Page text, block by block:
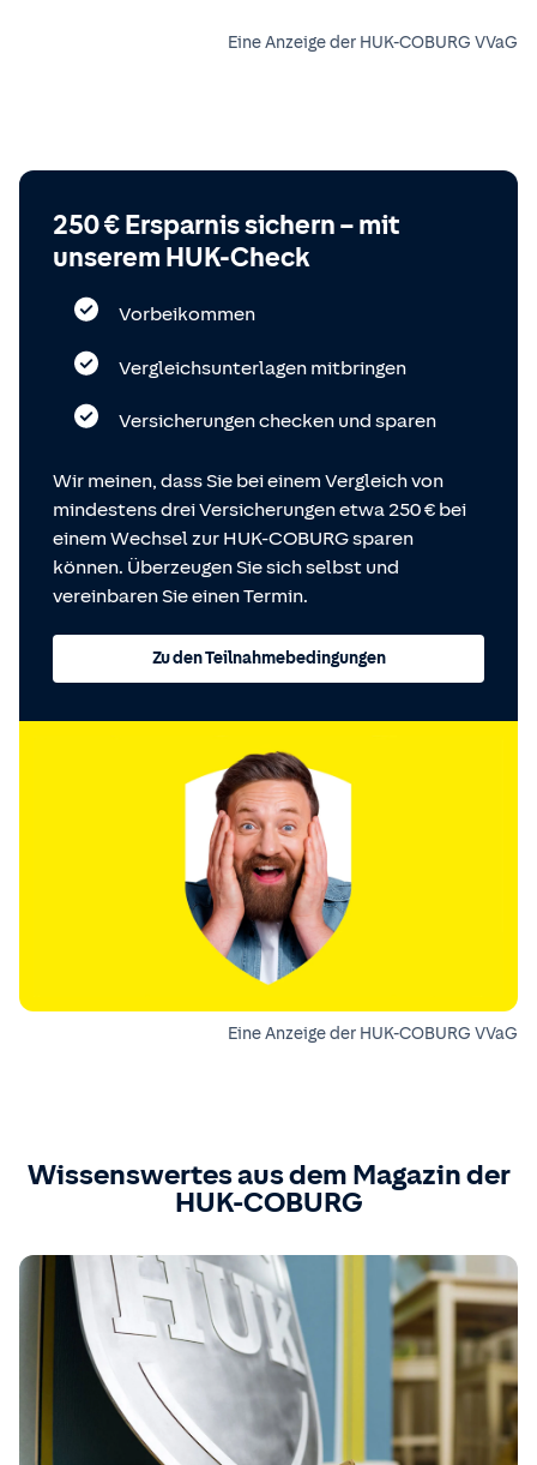
Eine Anzeige der HUK-COBURG VVaG
250 € Ersparnis sichern – mit
unserem HUK-Check
Vorbeikommen
Vergleichsunterlagen mitbringen
Versicherungen checken und sparen
Wir meinen, dass Sie bei einem Vergleich von
mindestens drei Versicherungen etwa 250 € bei
einem Wechsel zur HUK-COBURG sparen
können. Überzeugen Sie sich selbst und
vereinbaren Sie einen Termin.
Zu den Teilnahmebedingungen
Eine Anzeige der HUK-COBURG VVaG
Wissenswertes aus dem Magazin der
HUK-COBURG